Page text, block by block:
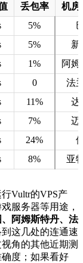
丢包率
机房
5%
5%
新
1%
阿
0
法
11%
达
7%
迈
24%
8% 亚
Vultr的VPS产
服务器等用途，
阿姆斯特丹、法
这几处的连通速
角的其他近期测
度；如果看好